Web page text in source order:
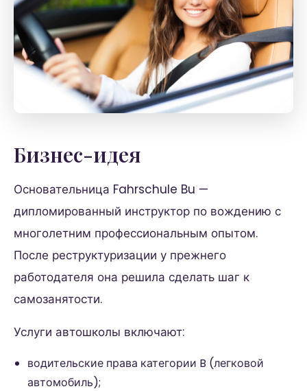
Бизнес-идея
Основательница Fahrschule Bu —
дипломированный инструктор по вождению с
многолетним профессиональным опытом.
После реструктуризации у прежнего
работодателя она решила сделать шаг к
самозанятости.
Услуги автошколы включают:
водительские права категории B (легковой
автомобиль);